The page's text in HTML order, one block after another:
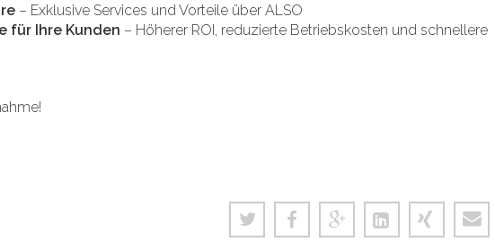
– Exklusive Services und Vorteile über ALSO
für Ihre Kunden – Höherer ROI, reduzierte Betriebskosten und schnellere